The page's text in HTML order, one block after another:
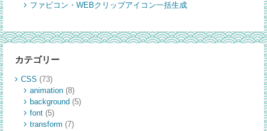
ファビコン・WEBクリップアイコン一括生成
カテゴリー
CSS (73)
animation(8)
background (5)
font(5)
transform (7)